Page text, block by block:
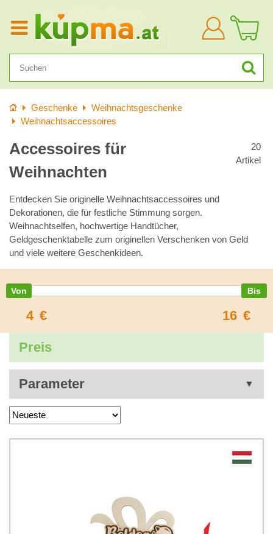
Anmelden
StartseiteGeschenke
Weihnachtsgeschenke
Weihnachtsaccessoires
Accessoires für
Weihnachten
20
Artikel
Entdecken Sie originelle Weihnachtsaccessoires und
Dekorationen, die für festliche Stimmung sorgen.
Weihnachtselfen, hochwertige Handtücher,
Geldgeschenktabelle zum originellen Verschenken von Geld
und viele weitere Geschenkideen.
4 € 16 €
Preis
Parameter